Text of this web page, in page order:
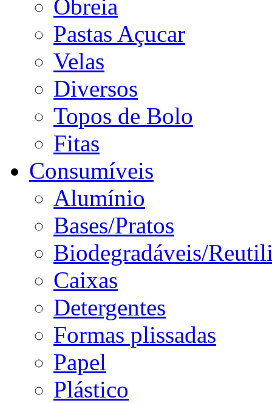
Obreia
Pastas Açucar
Velas
Diversos
Topos de Bolo
Fitas
Consumíveis
Alumínio
Bases/Pratos
Biodegradáveis/
Caixas
Detergentes
Formas plissadas
Papel
Plástico